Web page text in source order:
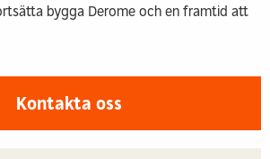
bygga Derome och en framtid att
Kontakta oss